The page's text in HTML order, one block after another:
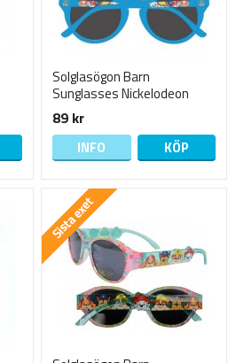
Solglasögon Barn
Sunglasses Nickelodeon
Paw Patrol 13cm 2152
Ljusblå
89 kr
INFO KÖP